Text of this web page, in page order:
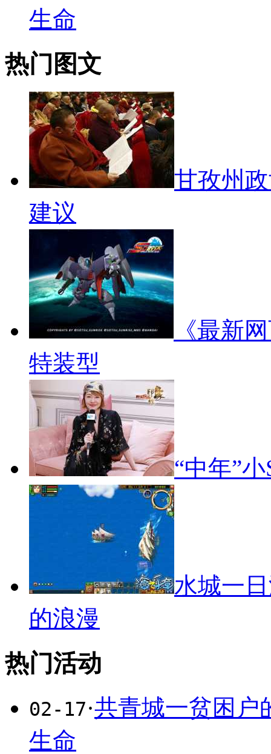
生命
热门图文
甘孜州
建议
《最新
特装型
“中年”
水城一
的浪漫
热门活动
02-17·共青城一贫困户
生命